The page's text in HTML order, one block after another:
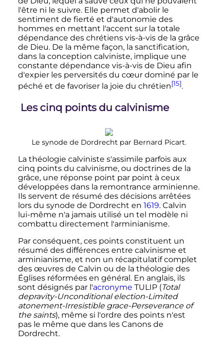
l'être ni le suivre. Elle permet d'abolir le
sentiment de fierté et d'autonomie des
hommes en mettant l'accent sur la totale
dépendance des chrétiens vis-à-vis de la grâce
de Dieu. De la même façon, la sanctification,
dans la conception calviniste, implique une
constante dépendance vis-à-vis de Dieu afin
d'expier les perversités du cœur dominé par le
péché et de favoriser la joie du chrétien[15].
Les cinq points du calvinisme
Le synode de Dordrecht par Bernard Picart.
La théologie calviniste s'assimile parfois aux
cinq points du calvinisme, ou doctrines de la
grâce, une réponse point par point à ceux
développées dans la remontrance arminienne.
Ils servent de résumé des décisions arrêtées
lors du synode de Dordrecht en 1619. Calvin
lui-même n'a jamais utilisé un tel modèle ni
combattu directement l'arminianisme.
Par conséquent, ces points constituent un
résumé des différences entre calvinisme et
arminianisme, et non un récapitulatif complet
des œuvres de Calvin ou de la théologie des
Églises réformées en général. En anglais, ils
sont désignés par l'acronyme TULIP (Total
depravity-Unconditional election-Limited
atonement-Irresistible grace-Perseverance of
the saints), même si l'ordre des points n'est
pas le même que dans les Canons de
Dordrecht.